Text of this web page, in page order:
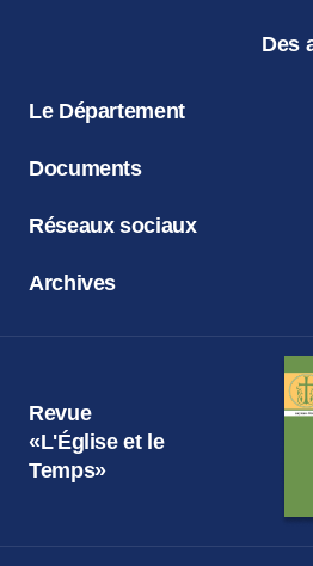
Des
Le Département
Documents
Réseaux sociaux
Archives
Revue
«L'Église et le
Temps»